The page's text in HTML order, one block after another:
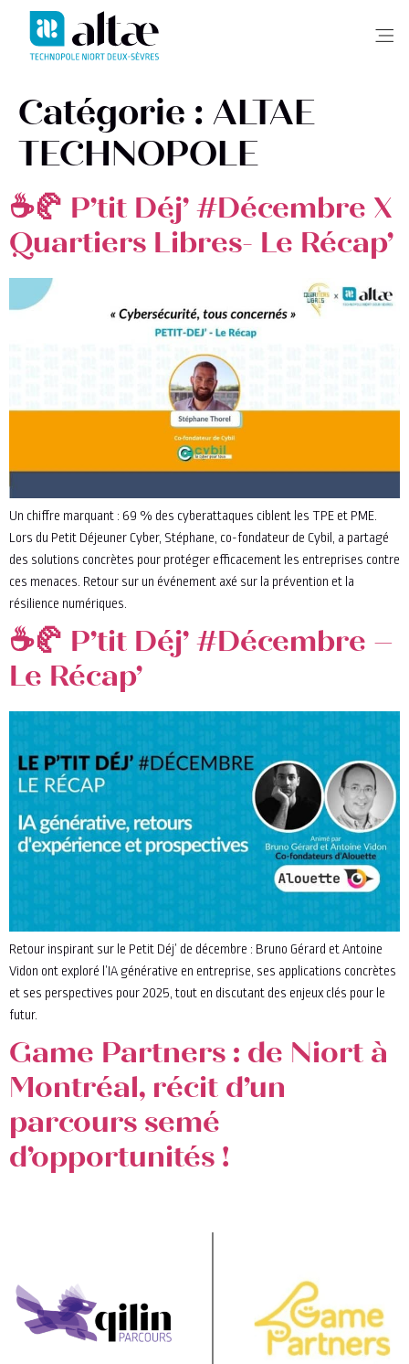
Catégorie : ALTAE
TECHNOPOLE
☕🥐 P’tit Déj’ #Décembre X
Quartiers Libres- Le Récap’
Un chiffre marquant : 69 % des cyberattaques ciblent les TPE et PME.
Lors du Petit Déjeuner Cyber, Stéphane, co-fondateur de Cybil, a partagé
des solutions concrètes pour protéger efficacement les entreprises contre
ces menaces. Retour sur un événement axé sur la prévention et la
résilience numériques.
☕🥐 P’tit Déj’ #Décembre –
Le Récap’
Retour inspirant sur le Petit Déj’ de décembre : Bruno Gérard et Antoine
Vidon ont exploré l’IA générative en entreprise, ses applications concrètes
et ses perspectives pour 2025, tout en discutant des enjeux clés pour le
futur.
Game Partners : de Niort à
Montréal, récit d’un
parcours semé
d’opportunités !